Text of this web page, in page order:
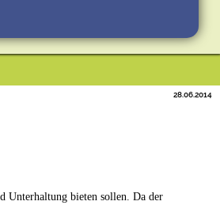
28.06.2014
Unterhaltung bieten sollen. Da der